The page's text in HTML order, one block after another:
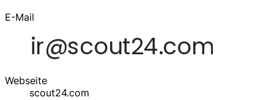
E-Mail
Webseite
scout24.com